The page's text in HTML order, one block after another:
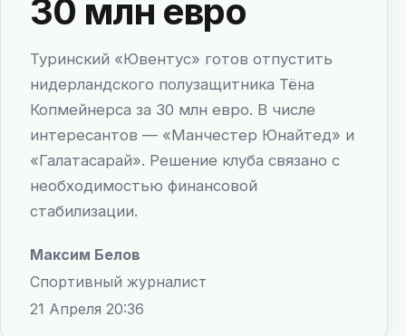
30 млн евро
Туринский «Ювентус» готов отпустить
нидерландского полузащитника Тёна
Копмейнерса за 30 млн евро. В числе
интересантов — «Манчестер Юнайтед» и
«Галатасарай». Решение клуба связано с
необходимостью финансовой
стабилизации.
Максим Белов
Спортивный журналист
21 Апреля 20:36